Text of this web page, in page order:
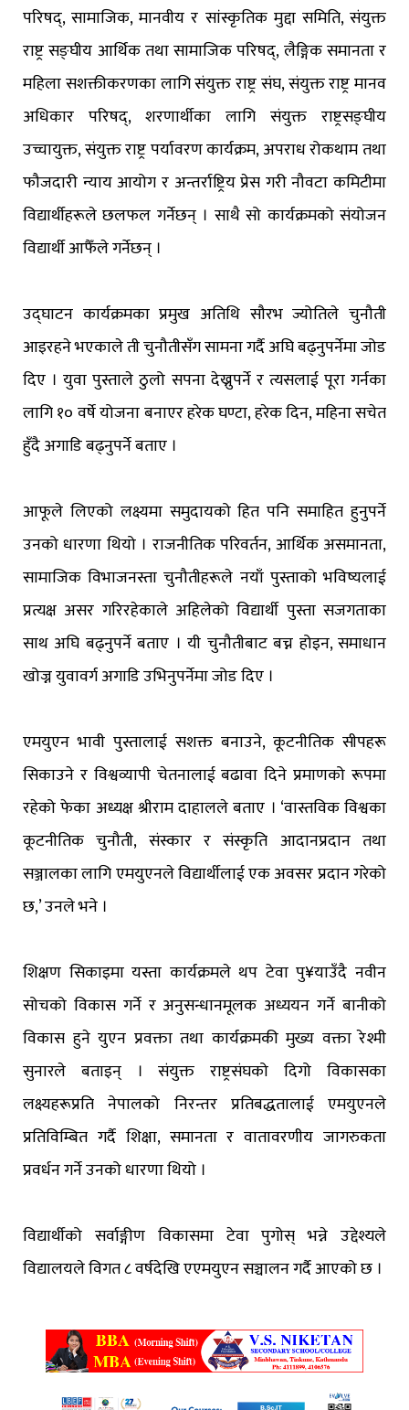
परिषद्, सामाजिक, मानवीय र सांस्कृतिक मुद्दा समिति, संयुक्त
राष्ट्र सङ्घीय आर्थिक तथा सामाजिक परिषद्, लैङ्गिक समानता र
महिला सशक्तीकरणका लागि संयुक्त राष्ट्र संघ, संयुक्त राष्ट्र मानव
अधिकार परिषद्, शरणार्थीका लागि संयुक्त राष्ट्रसङ्घीय
उच्चायुक्त, संयुक्त राष्ट्र पर्यावरण कार्यक्रम, अपराध रोकथाम तथा
फौजदारी न्याय आयोग र अन्तर्राष्ट्रिय प्रेस गरी नौवटा कमिटीमा
विद्यार्थीहरूले छलफल गर्नेछन् । साथै सो कार्यक्रमको संयोजन
विद्यार्थी आफैँले गर्नेछन् ।
उद्घाटन कार्यक्रमका प्रमुख अतिथि सौरभ ज्योतिले चुनौती
आइरहने भएकाले ती चुनौतीसँग सामना गर्दै अघि बढ्नुपर्नेमा जोड
दिए । युवा पुस्ताले ठुलो सपना देख्नुपर्ने र त्यसलाई पूरा गर्नका
लागि १० वर्षे योजना बनाएर हरेक घण्टा, हरेक दिन, महिना सचेत
हुँदै अगाडि बढ्नुपर्ने बताए ।
आफूले लिएको लक्ष्यमा समुदायको हित पनि समाहित हुनुपर्ने
उनको धारणा थियो । राजनीतिक परिवर्तन, आर्थिक असमानता,
सामाजिक विभाजनस्ता चुनौतीहरूले नयाँ पुस्ताको भविष्यलाई
प्रत्यक्ष असर गरिरहेकाले अहिलेको विद्यार्थी पुस्ता सजगताका
साथ अघि बढ्नुपर्ने बताए । यी चुनौतीबाट बच्न होइन, समाधान
खोज्न युवावर्ग अगाडि उभिनुपर्नेमा जोड दिए ।
एमयुएन भावी पुस्तालाई सशक्त बनाउने, कूटनीतिक सीपहरू
सिकाउने र विश्वव्यापी चेतनालाई बढावा दिने प्रमाणको रूपमा
रहेको फेका अध्यक्ष श्रीराम दाहालले बताए । ‘वास्तविक विश्वका
कूटनीतिक चुनौती, संस्कार र संस्कृति आदानप्रदान तथा
सञ्जालका लागि एमयुएनले विद्यार्थीलाई एक अवसर प्रदान गरेको
छ,’ उनले भने ।
शिक्षण सिकाइमा यस्ता कार्यक्रमले थप टेवा पु¥याउँदै नवीन
सोचको विकास गर्ने र अनुसन्धानमूलक अध्ययन गर्ने बानीको
विकास हुने युएन प्रवक्ता तथा कार्यक्रमकी मुख्य वक्ता रेश्मी
सुनारले बताइन् । संयुक्त राष्ट्रसंघको दिगो विकासका
लक्ष्यहरूप्रति नेपालको निरन्तर प्रतिबद्धतालाई एमयुएनले
प्रतिविम्बित गर्दै शिक्षा, समानता र वातावरणीय जागरुकता
प्रवर्धन गर्ने उनको धारणा थियो ।
विद्यार्थीको सर्वाङ्गीण विकासमा टेवा पुगोस् भन्ने उद्देश्यले
विद्यालयले विगत ८ वर्षदेखि एएमयुएन सञ्चालन गर्दै आएको छ ।